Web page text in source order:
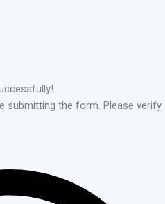
submitting the form. Please verify